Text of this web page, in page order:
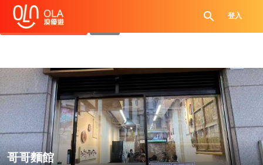
登入
領取每日優惠券
查看`我的優惠記錄`
哥哥麵館